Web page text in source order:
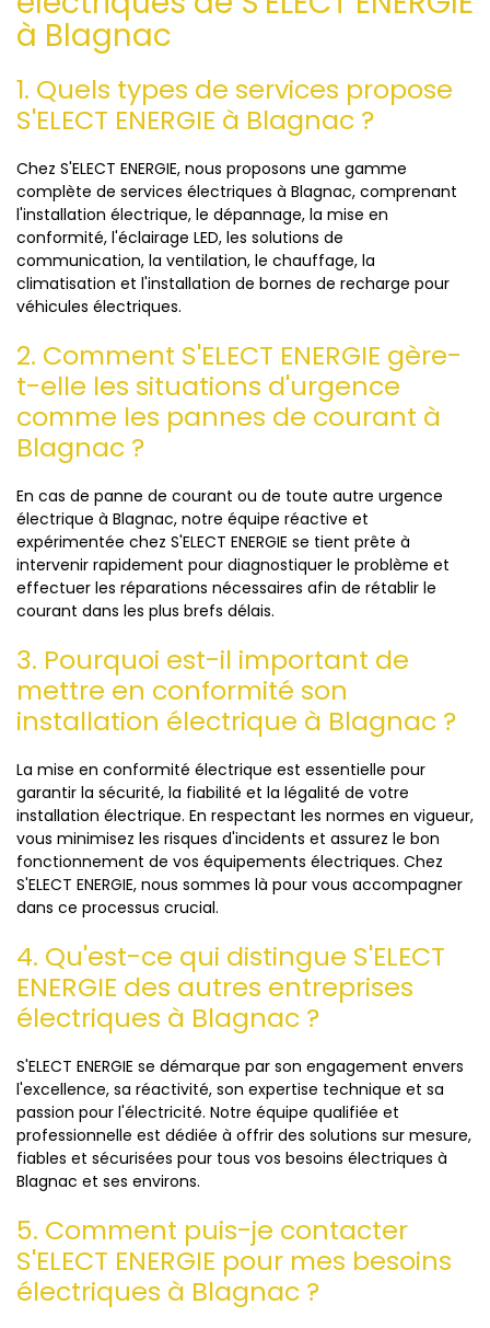
à Blagnac
1. Quels types de services propose
S'ELECT ENERGIE à Blagnac ?
Chez S'ELECT ENERGIE, nous proposons une gamme
complète de services électriques à Blagnac, comprenant
l'installation électrique, le dépannage, la mise en
conformité, l'éclairage LED, les solutions de
communication, la ventilation, le chauffage, la
climatisation et l'installation de bornes de recharge pour
véhicules électriques.
2. Comment S'ELECT ENERGIE gère-
t-elle les situations d'urgence
comme les pannes de courant à
Blagnac ?
En cas de panne de courant ou de toute autre urgence
électrique à Blagnac, notre équipe réactive et
expérimentée chez S'ELECT ENERGIE se tient prête à
intervenir rapidement pour diagnostiquer le problème et
effectuer les réparations nécessaires afin de rétablir le
courant dans les plus brefs délais.
3. Pourquoi est-il important de
mettre en conformité son
installation électrique à Blagnac ?
La mise en conformité électrique est essentielle pour
garantir la sécurité, la fiabilité et la légalité de votre
installation électrique. En respectant les normes en vigueur,
vous minimisez les risques d'incidents et assurez le bon
fonctionnement de vos équipements électriques. Chez
S'ELECT ENERGIE, nous sommes là pour vous accompagner
dans ce processus crucial.
4. Qu'est-ce qui distingue S'ELECT
ENERGIE des autres entreprises
électriques à Blagnac ?
S'ELECT ENERGIE se démarque par son engagement envers
l'excellence, sa réactivité, son expertise technique et sa
passion pour l'électricité. Notre équipe qualifiée et
professionnelle est dédiée à offrir des solutions sur mesure,
fiables et sécurisées pour tous vos besoins électriques à
Blagnac et ses environs.
5. Comment puis-je contacter
S'ELECT ENERGIE pour mes besoins
électriques à Blagnac ?